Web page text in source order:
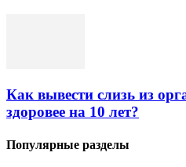
Как вывести слизь из
здоровее на 10 лет?
Популярные разделы